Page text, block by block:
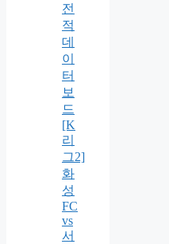
전
적
데
이
터
보
드
[K
리
그2]
화
성
FC
vs
서